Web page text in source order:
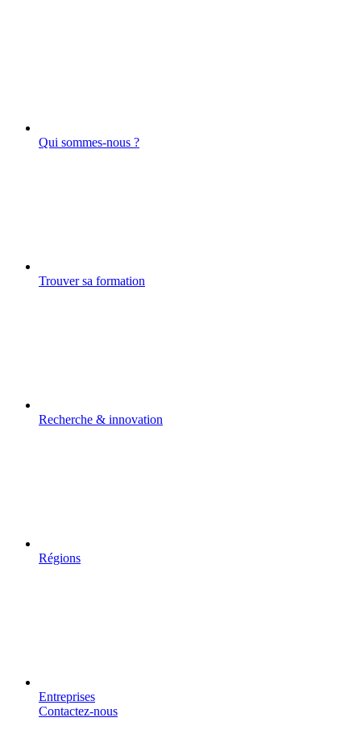
Qui sommes-nous ?
Trouver sa formation
Recherche & innovation
Régions
Entreprises
Contactez-nous